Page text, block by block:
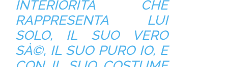
INTERIORITÀ CHE
RAPPRESENTA LUI
SOLO, IL SUO VERO
SÀ©, IL SUO PURO IO, E